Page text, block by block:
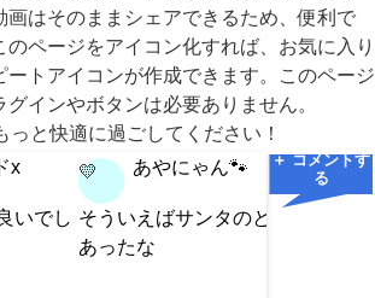
画はそのままシェアできるため、便利で
ページをアイコン化すれば、お気に入り
ートアイコンが作成できます。このページ
インやボタンは必要ありません。
と快適に過ごしてください！
＋ コメントす
る
x
いでし
💛 あやにゃん🐾
そういえばサンタのときも
あったな
💛